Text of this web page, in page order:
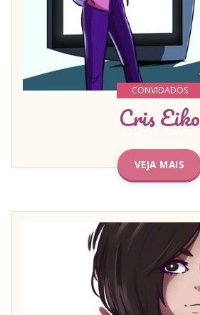
CONVIDADOS
Cris Eiko
VEJA MAIS